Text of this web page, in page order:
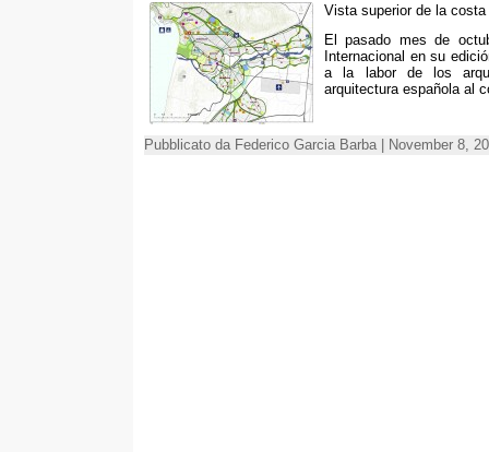
Vista superior de la
El pasado mes de
Internacional en su
a la labor de los
arquitectura española al
Pubblicato da Federico Garcia Barba | November 8,